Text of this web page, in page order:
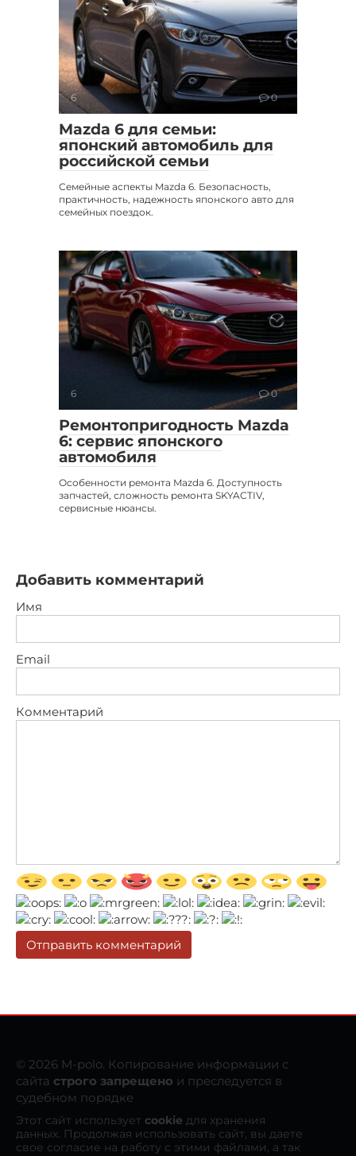
6 0
Mazda 6 для семьи:
японский автомобиль для
российской семьи
Семейные аспекты Mazda 6. Безопасность,
практичность, надежность японского авто для
семейных поездок.
6 0
Ремонтопригодность Mazda
6: сервис японского
автомобиля
Особенности ремонта Mazda 6. Доступность
запчастей, сложность ремонта SKYACTIV,
сервисные нюансы.
Добавить комментарий
Имя
Email
Комментарий
© 2026 M-polo. Копирование информации с
сайта строго запрещено и преследуется в
судебном порядке
Этот сайт использует cookie для хранения
данных. Продолжая использовать сайт, вы даете
свое согласие на работу с этими файлами, а так